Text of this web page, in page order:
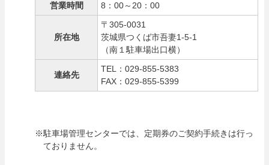
営業時間 8：00～20：00
所在地
〒305-0031
茨城県つくば市吾妻1-5-1
（南１駐車場出口横）
連絡先
TEL：029-855-5383
FAX：029-855-5399
※駐車場管理センターでは、定期券のご契約手続きは行っ
ておりません。